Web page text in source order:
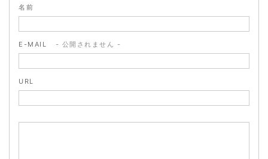
名前
E-MAIL - 公開されません -
URL